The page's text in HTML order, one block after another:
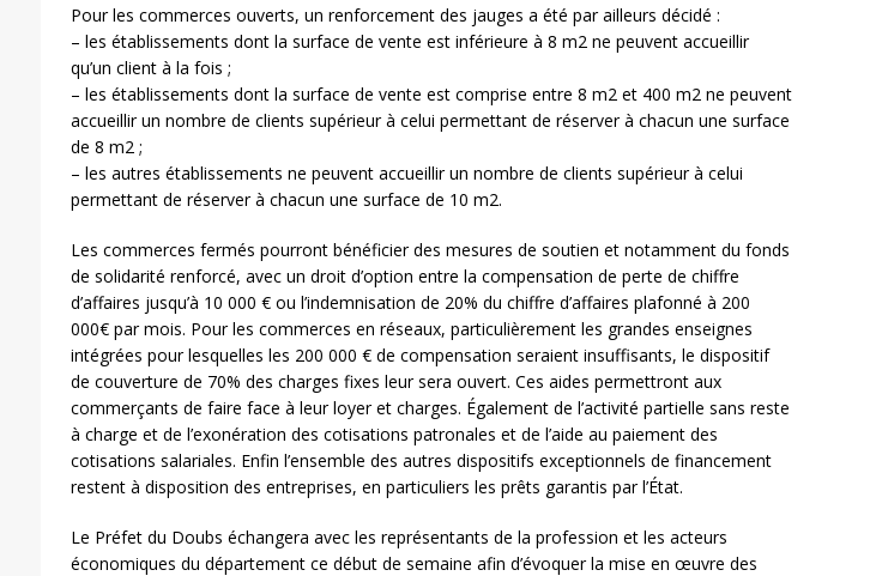
Pour les commerces ouverts, un renforcement des jauges a été par ailleurs décidé :
– les établissements dont la surface de vente est inférieure à 8 m2 ne peuvent accueillir
qu’un client à la fois ;
– les établissements dont la surface de vente est comprise entre 8 m2 et 400 m2 ne peuvent
accueillir un nombre de clients supérieur à celui permettant de réserver à chacun une surface
de 8 m2 ;
– les autres établissements ne peuvent accueillir un nombre de clients supérieur à celui
permettant de réserver à chacun une surface de 10 m2.
Les commerces fermés pourront bénéficier des mesures de soutien et notamment du fonds
de solidarité renforcé, avec un droit d’option entre la compensation de perte de chiffre
d’affaires jusqu’à 10 000 € ou l’indemnisation de 20% du chiffre d’affaires plafonné à 200
000€ par mois. Pour les commerces en réseaux, particulièrement les grandes enseignes
intégrées pour lesquelles les 200 000 € de compensation seraient insuffisants, le dispositif
de couverture de 70% des charges fixes leur sera ouvert. Ces aides permettront aux
commerçants de faire face à leur loyer et charges. Également de l’activité partielle sans reste
à charge et de l’exonération des cotisations patronales et de l’aide au paiement des
cotisations salariales. Enfin l’ensemble des autres dispositifs exceptionnels de financement
restent à disposition des entreprises, en particuliers les prêts garantis par l’État.
Le Préfet du Doubs échangera avec les représentants de la profession et les acteurs
économiques du département ce début de semaine afin d’évoquer la mise en œuvre des